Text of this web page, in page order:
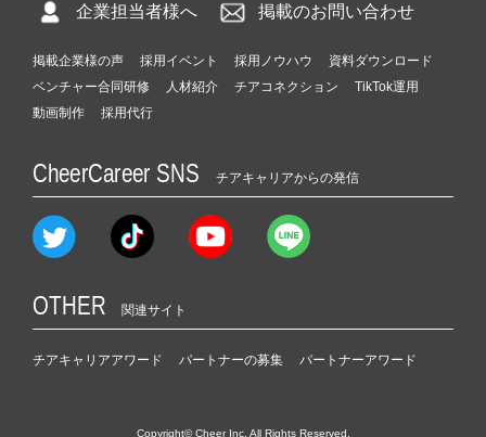
企業担当者様へ 掲載のお問い合わせ
掲載企業様の声 採用イベント 採用ノウハウ
資料ダウンロード
ベンチャー合同研修
人材紹介 チアコネクション
TikTok運用
動画制作
採用代行
CheerCareer SNS チアキャリアからの発信
OTHER 関連サイト
チアキャリアアワード パートナーの募集 パートナーアワード
Copyright© Cheer Inc. All Rights Reserved.